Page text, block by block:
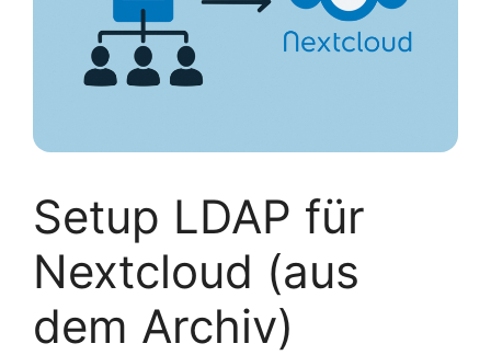
Setup LDAP für
Nextcloud (aus
dem Archiv)